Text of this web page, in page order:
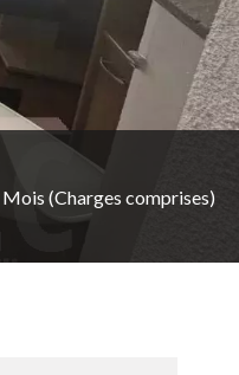
(Charges comprises)